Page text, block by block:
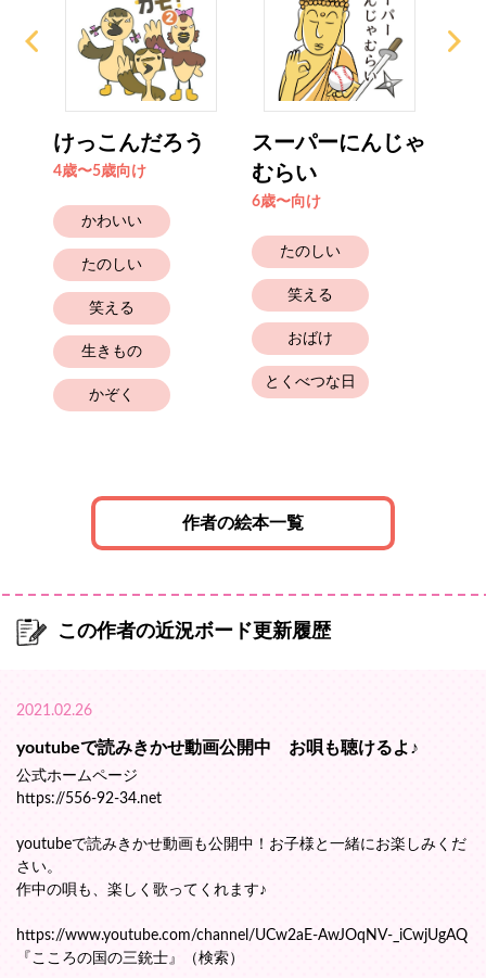
けっこんだろう
4歳〜5歳向け
かわいい
たのしい
笑える
生きもの
かぞく
スーパーにんじゃ
むらい
6歳〜向け
たのしい
笑える
おばけ
とくべつな日
作者の絵本一覧
この作者の近況ボード更新履歴
2021.02.26
youtubeで読みきかせ動画公開中 お唄も聴けるよ♪
公式ホームページ
https://556-92-34.net
youtubeで読みきかせ動画も公開中！お子様と一緒にお楽しみくだ
さい。
作中の唄も、楽しく歌ってくれます♪
https://www.youtube.com/channel/UCw2aE-AwJOqNV-_iCwjUgAQ
『こころの国の三銃士』（検索）